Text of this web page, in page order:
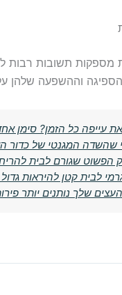
מספקות תשובות רבות
וההשפעה שלהן
עייפה כל הזמן? סימן
שהשדה המגנטי של
הפשוט שגורם לבית
לבית קטן להיראות גדול
שלך נותנים יותר